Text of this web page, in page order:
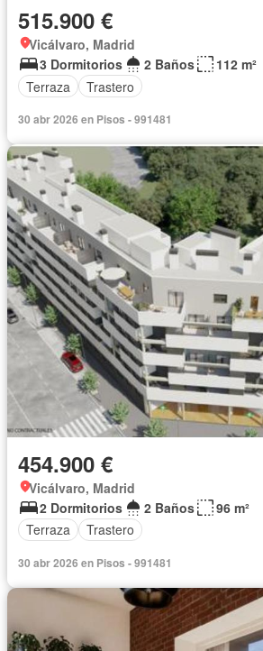
515.900 €
Vicálvaro, Madrid
3 Dormitorios
2 Baños
112 m²
Terraza
Trastero
30 abr 2026 en Pisos - 991481
454.900 €
Vicálvaro, Madrid
2 Dormitorios
2 Baños
96 m²
Terraza
Trastero
30 abr 2026 en Pisos - 991481